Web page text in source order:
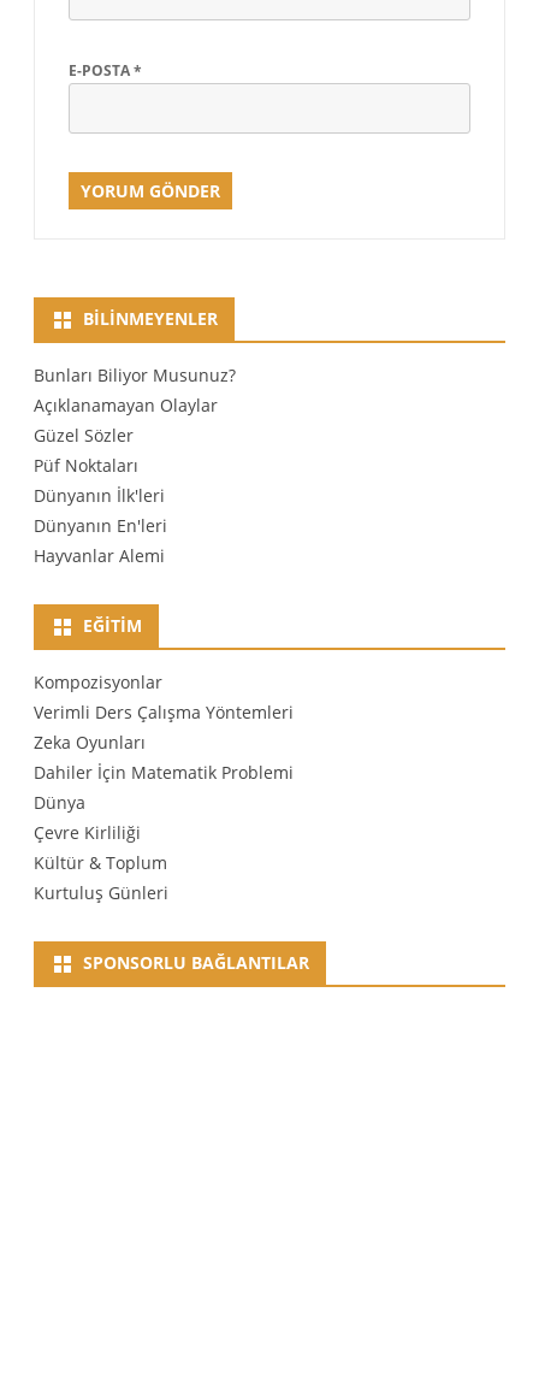
E-POSTA*
BILINMEYENLER
Bunları Biliyor Musunuz?
Açıklanamayan Olaylar
Güzel Sözler
Püf Noktaları
Dünyanın İlk'leri
Dünyanın En'leri
Hayvanlar Alemi
EĞITIM
Kompozisyonlar
Verimli Ders Çalışma Yöntemleri
Zeka Oyunları
Dahiler İçin Matematik Problemi
Dünya
Çevre Kirliliği
Kültür & Toplum
Kurtuluş Günleri
SPONSORLU BAĞLANTILAR